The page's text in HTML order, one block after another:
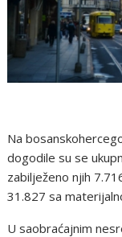
Na
dogodile su se
zabilježeno njih
31.827 sa
U saobraćajnim